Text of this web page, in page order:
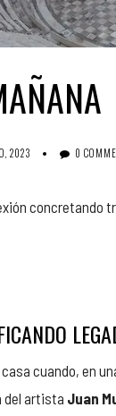
2023 0
concretando
cuando, en
del artista Juan